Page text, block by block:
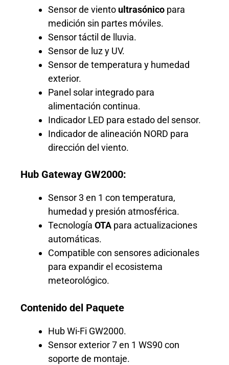
Sensor de viento ultrasónico para
medición sin partes móviles.
Sensor táctil de lluvia.
Sensor de luz y UV.
Sensor de temperatura y humedad
exterior.
Panel solar integrado para
alimentación continua.
Indicador LED para estado del sensor.
Indicador de alineación NORD para
dirección del viento.
Hub Gateway GW2000:
Sensor 3 en 1 con temperatura,
humedad y presión atmosférica.
Tecnología OTA para actualizaciones
automáticas.
Compatible con sensores adicionales
para expandir el ecosistema
meteorológico.
Contenido del Paquete
Hub Wi-Fi GW2000.
Sensor exterior 7 en 1 WS90 con
soporte de montaje.